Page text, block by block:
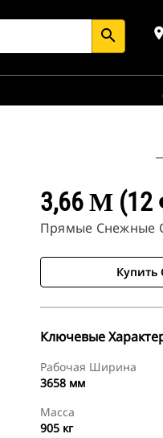
search place
3,66 М (12
Прямые Снежные
Купить
Ключевые
Рабочая Ширина
3658 мм
Масса
905 кг